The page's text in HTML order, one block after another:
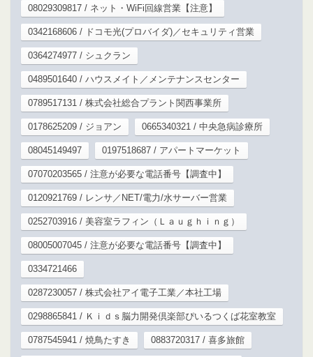
08029309817 / ネット・WiFi回線営業【注意】
0342168606 / ドコモ光(プロバイダ)／セキュリティ営業
0364274977 / シュクラン
0489501640 / ハウスメイト／メンテナンスセンター
0789517131 / 株式会社総合プラント関西事業所
0178625209 / ジョアン 0665340321 / 中央急病診療所
08045149497 0197518687 / アパートマーケット
07070203565 / 注意が必要な電話番号【調査中】
0120921769 / レンサ／NET/電力/水サーバー営業
0252703916 / 美容室ラフィン（Ｌａｕｇｈｉｎｇ）
08005007045 / 注意が必要な電話番号【調査中】
0334721466
0287230057 / 株式会社アイ電子工業／本社工場
0298865841 / Ｋｉｄｓ脳力開発倶楽部ぴいるつくば花室教室
0787545941 / 焼鳥たすき 0883720317 / 喜多旅館